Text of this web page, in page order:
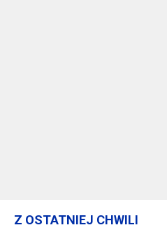
Z OSTATNIEJ CHWILI